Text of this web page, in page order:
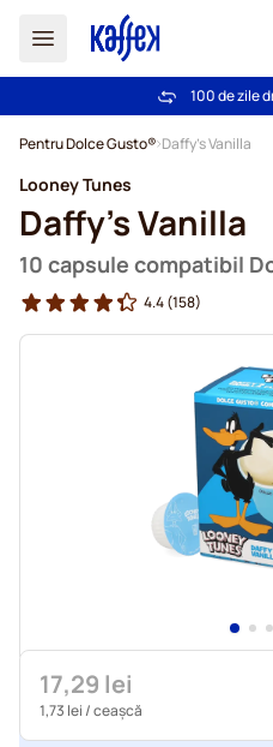
Livrare gratuită la
100 de zile
Pentru Dolce Gusto® Daffy's Vanilla
Looney Tunes
Daffy's Vanilla
10 capsule compatibil
4.4(158)
17,29 lei
1,73 lei / ceașcă